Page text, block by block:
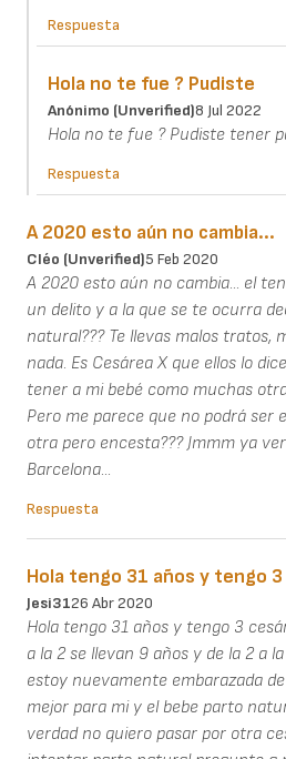
Respuesta
Hola no te fue ? Pudiste
Anónimo (unverified)8 Jul 2022
Hola no te fue ? Pudiste tener
Respuesta
A 2020 esto aún no cambia...
Cléo (unverified)5 Feb 2020
A 2020 esto aún no cambia... el
un delito y a la que se te ocurra
natural??? Te llevas malos tratos,
nada. Es Cesárea X que ellos lo
tener a mi bebé como muchas
Pero me parece que no podrá ser
otra pero encesta??? Jmmm ya
Barcelona...
Respuesta
Hola tengo 31 años y tengo 3
Jesi3126 Abr 2020
Hola tengo 31 años y tengo 3
a la 2 se llevan 9 años y de la 2 a
estoy nuevamente embarazada
mejor para mi y el bebe parto
verdad no quiero pasar por otra